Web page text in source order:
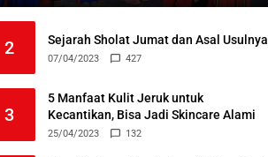
2 Sejarah Sholat Jumat dan Asal Usulnya
07/04/2023 427
3
5 Manfaat Kulit Jeruk untuk
Kecantikan, Bisa Jadi Skincare Alami
25/04/2023 132